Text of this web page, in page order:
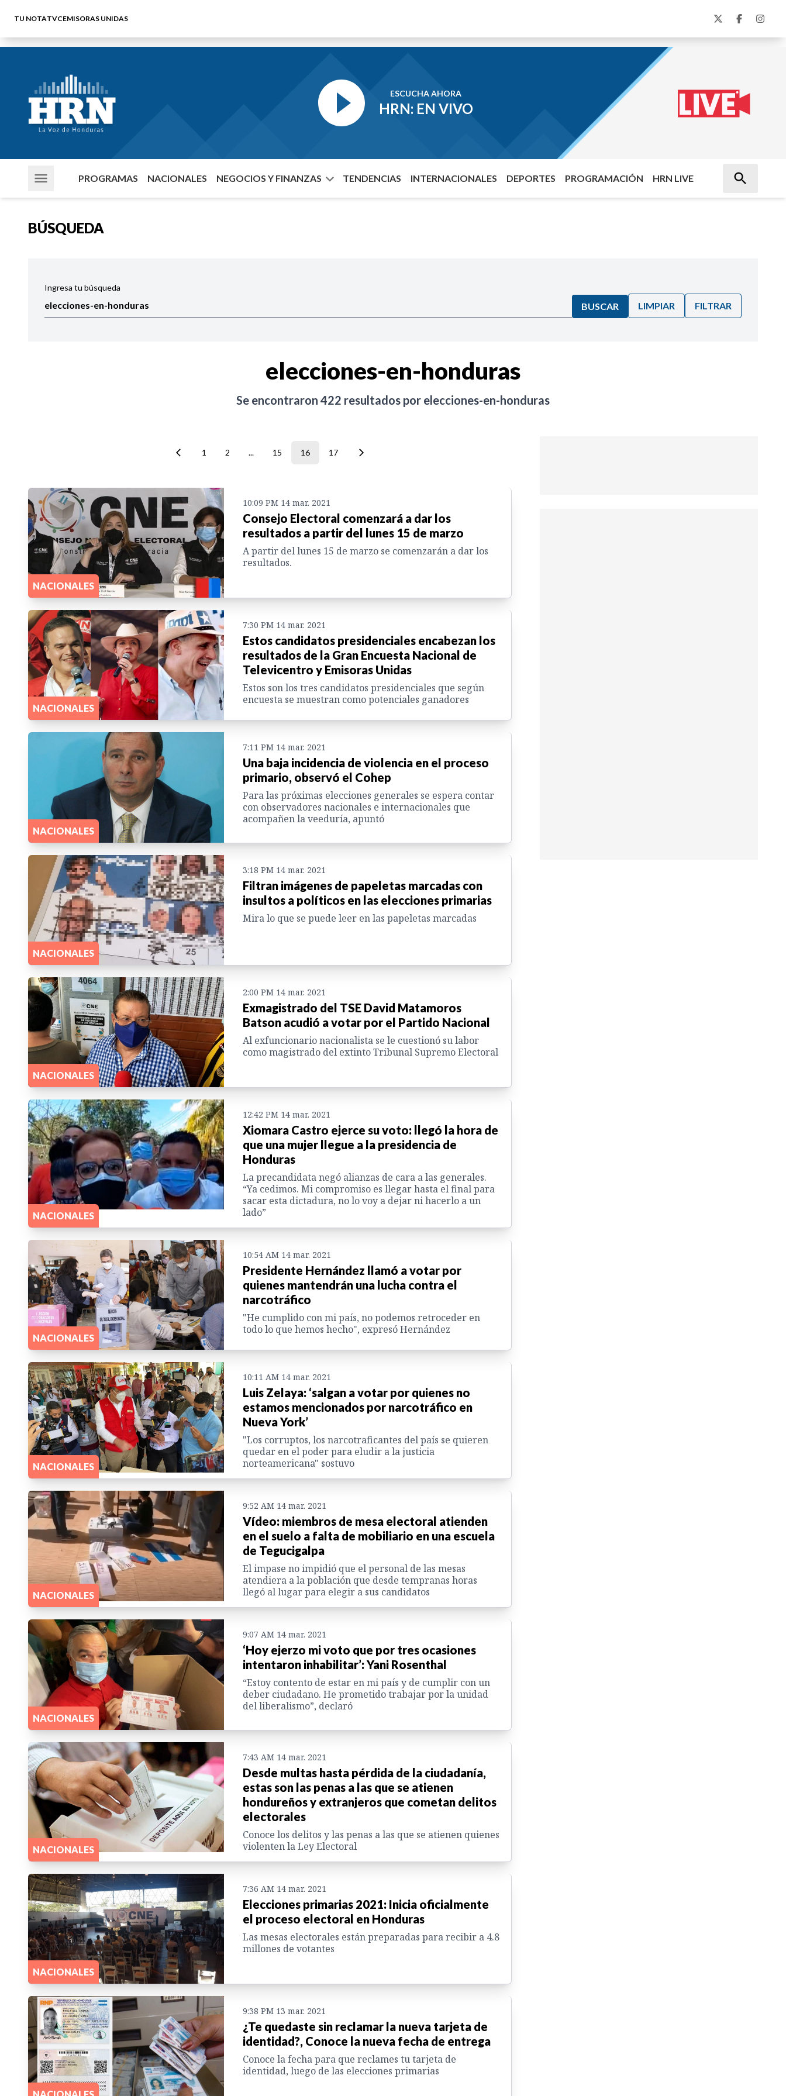
TU NOTATVCEMISORAS UNIDAS
ESCUCHA AHORA
HRN: EN VIVO
PROGRAMAS NACIONALES NEGOCIOS Y FINANZAS TENDENCIAS INTERNACIONALES DEPORTES PROGRAMACIÓN HRN LIVE
BÚSQUEDA
Ingresa tu búsqueda
BUSCAR LIMPIAR FILTRAR
elecciones-en-honduras
Se encontraron 422 resultados por elecciones-en-honduras
1 2 ... 15 16 17
NACIONALES
10:09 PM 14 mar. 2021
Consejo Electoral comenzará a dar los
resultados a partir del lunes 15 de marzo
A partir del lunes 15 de marzo se comenzarán a dar los
resultados.
NACIONALES
7:30 PM 14 mar. 2021
Estos candidatos presidenciales encabezan los
resultados de la Gran Encuesta Nacional de
Televicentro y Emisoras Unidas
Estos son los tres candidatos presidenciales que según
encuesta se muestran como potenciales ganadores
NACIONALES
7:11 PM 14 mar. 2021
Una baja incidencia de violencia en el proceso
primario, observó el Cohep
Para las próximas elecciones generales se espera contar
con observadores nacionales e internacionales que
acompañen la veeduría, apuntó
NACIONALES
3:18 PM 14 mar. 2021
Filtran imágenes de papeletas marcadas con
insultos a políticos en las elecciones primarias
Mira lo que se puede leer en las papeletas marcadas
NACIONALES
2:00 PM 14 mar. 2021
Exmagistrado del TSE David Matamoros
Batson acudió a votar por el Partido Nacional
Al exfuncionario nacionalista se le cuestionó su labor
como magistrado del extinto Tribunal Supremo Electoral
NACIONALES
12:42 PM 14 mar. 2021
Xiomara Castro ejerce su voto: llegó la hora de
que una mujer llegue a la presidencia de
Honduras
La precandidata negó alianzas de cara a las generales.
“Ya cedimos. Mi compromiso es llegar hasta el final para
sacar esta dictadura, no lo voy a dejar ni hacerlo a un
lado”
NACIONALES
10:54 AM 14 mar. 2021
Presidente Hernández llamó a votar por
quienes mantendrán una lucha contra el
narcotráfico
"He cumplido con mi país, no podemos retroceder en
todo lo que hemos hecho", expresó Hernández
NACIONALES
10:11 AM 14 mar. 2021
Luis Zelaya: ‘salgan a votar por quienes no
estamos mencionados por narcotráfico en
Nueva York’
"Los corruptos, los narcotraficantes del país se quieren
quedar en el poder para eludir a la justicia
norteamericana" sostuvo
NACIONALES
9:52 AM 14 mar. 2021
Vídeo: miembros de mesa electoral atienden
en el suelo a falta de mobiliario en una escuela
de Tegucigalpa
El impase no impidió que el personal de las mesas
atendiera a la población que desde tempranas horas
llegó al lugar para elegir a sus candidatos
NACIONALES
9:07 AM 14 mar. 2021
‘Hoy ejerzo mi voto que por tres ocasiones
intentaron inhabilitar’: Yani Rosenthal
“Estoy contento de estar en mi país y de cumplir con un
deber ciudadano. He prometido trabajar por la unidad
del liberalismo”, declaró
NACIONALES
7:43 AM 14 mar. 2021
Desde multas hasta pérdida de la ciudadanía,
estas son las penas a las que se atienen
hondureños y extranjeros que cometan delitos
electorales
Conoce los delitos y las penas a las que se atienen quienes
violenten la Ley Electoral
NACIONALES
7:36 AM 14 mar. 2021
Elecciones primarias 2021: Inicia oficialmente
el proceso electoral en Honduras
Las mesas electorales están preparadas para recibir a 4.8
millones de votantes
9:38 PM 13 mar. 2021
¿Te quedaste sin reclamar la nueva tarjeta de
identidad?, Conoce la nueva fecha de entrega
Conoce la fecha para que reclames tu tarjeta de
identidad, luego de las elecciones primarias